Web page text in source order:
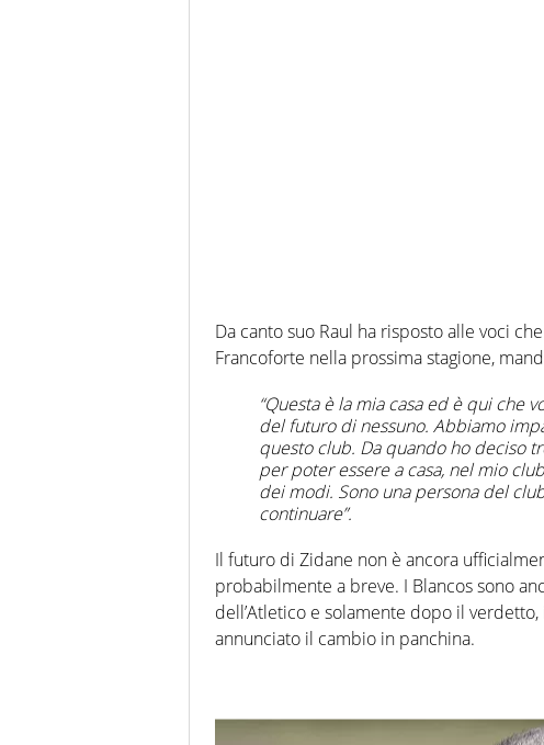
Da canto suo Raul ha risposto alle voci
Francoforte nella prossima stagione,
“Questa è la mia casa ed è qui che
del futuro di nessuno. Abbiamo
questo club. Da quando ho deciso
per poter essere a casa, nel mio
dei modi. Sono una persona del
continuare”.
Il futuro di Zidane non è ancora
probabilmente a breve. I Blancos sono
dell’Atletico e solamente dopo il
annunciato il cambio in panchina.